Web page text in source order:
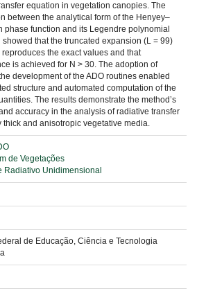
equation in vegetation canopies. The
between the analytical form of the Henyey–
phase function and its Legendre polynomial
that the truncated expansion (L = 99)
the exact values and that
is achieved for N > 30. The adoption of
development of the ADO routines enabled
structure and automated computation of the
The results demonstrate the method’s
accuracy in the analysis of radiative transfer
thick and anisotropic vegetative media.
de Vegetações
Radiativo Unidimensional
de Educação, Ciência e Tecnologia